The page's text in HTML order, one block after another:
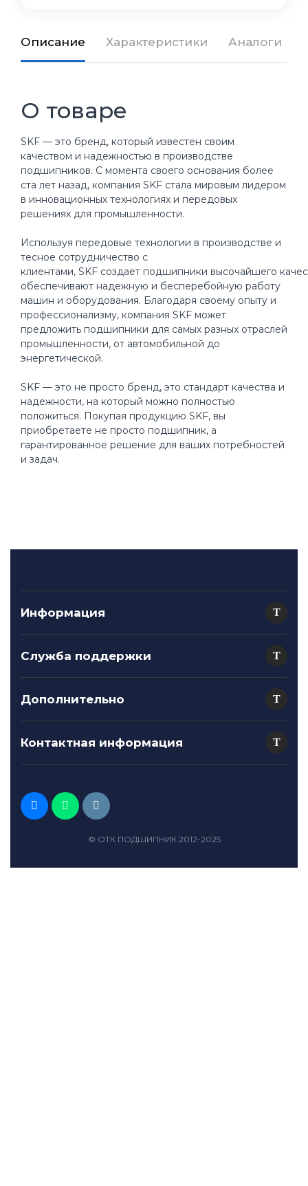
Описание Характеристики Аналоги
О товаре
SKF — это бренд, который известен своим
качеством и надежностью в производстве
подшипников. С момента своего основания более
ста лет назад, компания SKF стала мировым лидером
в инновационных технологиях и передовых
решениях для промышленности.
Используя передовые технологии в производстве и
тесное сотрудничество с
клиентами, SKF создает подшипники высочайшего
обеспечивают надежную и бесперебойную работу
машин и оборудования. Благодаря своему опыту и
профессионализму, компания SKF может
предложить подшипники для самых разных отраслей
промышленности, от автомобильной до
энергетической.
SKF — это не просто бренд, это стандарт качества и
надежности, на который можно полностью
положиться. Покупая продукцию SKF, вы
приобретаете не просто подшипник, а
гарантированное решение для ваших потребностей
и задач.
Информация
Служба поддержки
Дополнительно
Контактная информация
© ОТК ПОДШИПНИК 2012-2025